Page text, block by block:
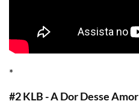
*
#2 KLB - A Dor Desse Amor